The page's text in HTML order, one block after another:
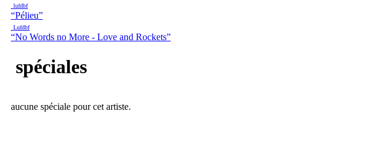
lufdbf
“Pélieu”
Lufdbf
“No Words no More - Love and Rockets”
spéciales
aucune spéciale pour cet artiste.